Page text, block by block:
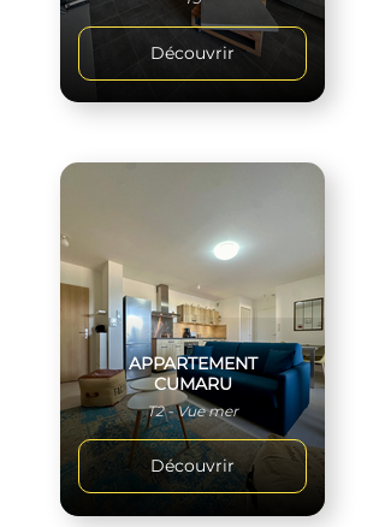
Découvrir
APPARTEMENT
CUMARU
T2 - Vue mer
Découvrir